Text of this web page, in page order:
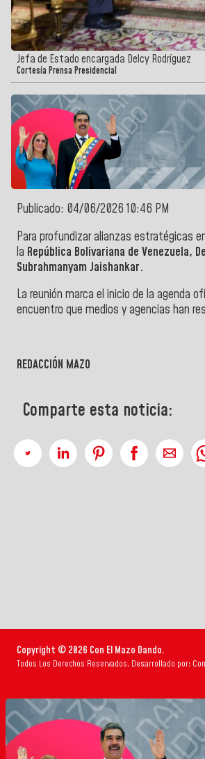
Jefa de Estado encargada Delcy Rodríguez
Cortesía Prensa Presidencial
Publicado: 04/06/2026 10:46 PM
Para profundizar alianzas estratégicas
la República Bolivariana de Venezuela,
Subrahmanyam Jaishankar.
La reunión marca el inicio de la agenda
encuentro que medios y agencias han
REDACCIÓN MAZO
Comparte esta noticia:
Copyright © 2026 Con El Mazo Dando.
Todos Los Derechos Reservados. Desarrollado por: